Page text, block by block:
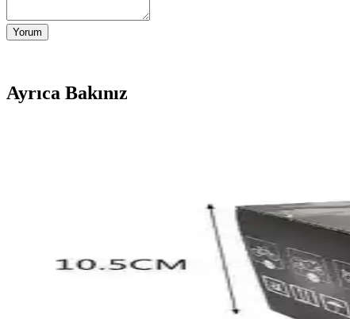
Yorum
Ayrıca Bakınız
Larimar Mondial 50 Turismo File Sele Kılıfı:
Larimar Mondial 50 Turismo file sele kılıfı, yüksek kaliteli
OoTdd 4 Mevsim Kaskı ile Shopfocus Açık Yüz
Bu karşılaştırmada OoTdd 4 Mevsim Evrensel Emniyet Kaskı ile
seçenekleri, paket içeriği ve kullanıcı görüşleri değerlendirilir.